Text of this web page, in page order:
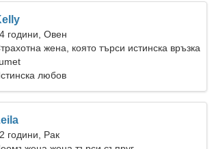
години, Овен
жена, която търси истинска връзка
любов
години, Рак